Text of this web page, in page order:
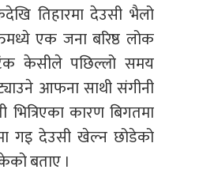
तिहारमा देउसी भैलो
एक जना बरिष्ठ लोक
केसीले पछिल्लो समय
आफना साथी संगीनी
भित्रिएका कारण बिगतमा
गइ देउसी खेल्न छोडेको
बताए ।